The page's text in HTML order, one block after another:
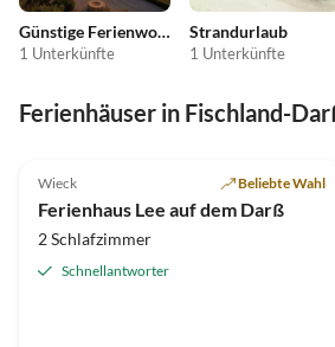
Günstige Ferienwohnungen
1 Unterkünfte
Strandurlaub
1 Unterkünfte
Ferienhäuser in Fischland-
Wieck Beliebte Wahl
Ferienhaus Lee auf dem Darß
2 Schlafzimmer
Schnellantworter